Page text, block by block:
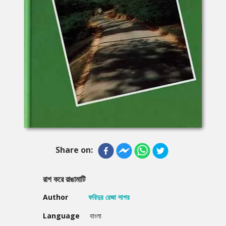
Share on:
রাগ করে রাঙামাটি
Author
ফরিদুর রেজা সাগর
Language
বাংলা